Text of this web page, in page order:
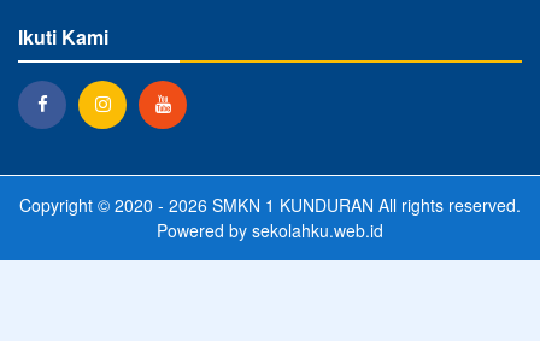
Ikuti Kami
Copyright © 2020 - 2026 SMKN 1 KUNDURAN All rights reserved.
Powered by sekolahku.web.id